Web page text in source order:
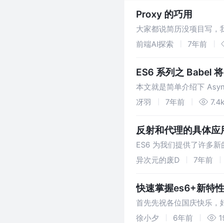
Proxy 的巧用
大家都说简历没项目写，
们能让你相信，Proxy 提
前端AI探索 7年前
ES6 系列之 Babel
本文就是简单介绍下
gen = fn.apply(this,
冴羽 7年前 7.4k
反射和代理的具体应
ES6 为我们提供了许多
来说, 并非只有使用了
异次元的废D 7年前
快速掌握es6+新特
首先先祝各位国庆快乐
的，当前的i只在本轮循
徐小夕 6年前